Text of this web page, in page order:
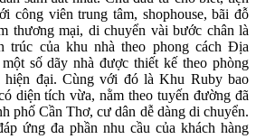
công viên trung tâm, shophouse, bãi đỗ
thương mại, di chuyển vài bước chân là
trúc của khu nhà theo phong cách Địa
số dãy nhà được thiết kế theo phòng
hiện đại. Cùng với đó là Khu Ruby bao
diện tích vừa, nằm theo tuyến đường đã
phố Cần Thơ, cư dân dễ dàng di chuyển.
ứng đa phần nhu cầu của khách hàng